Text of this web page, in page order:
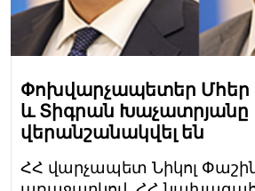
Փոխվարչապետեր Մհեր
և Տիգրան Խաչատրյանը
վերանշանակվել են
ՀՀ վարչապետ Նիկոլ